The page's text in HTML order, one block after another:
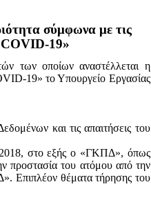
σύμφωνα με τις
19»
των οποίων αναστέλλεται η
19» το Υπουργείο Εργασίας
και τις απαιτήσεις του
2018, στο εξής ο «ΓΚΠΔ», όπως
προστασία του ατόμου από την
Επιπλέον θέματα τήρησης του